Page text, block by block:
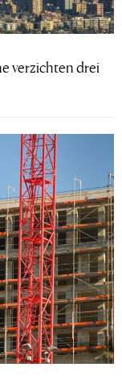
verzichten drei